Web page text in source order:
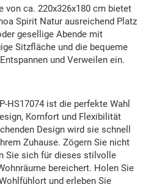
von ca. 220x326x180 cm bietet
Spirit Natur ausreichend Platz
gesellige Abende mit
Sitzfläche und die bequeme
und Verweilen ein.
HS17074 ist die perfekte Wahl
Komfort und Flexibilität
Design wird sie schnell
Zuhause. Zögern Sie nicht
Sie sich für dieses stilvolle
bereichert. Holen Sie
und erleben Sie